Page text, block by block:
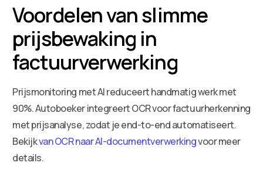
Voordelen van slimme
prijsbewaking in
factuurverwerking
Prijsmonitoring met AI reduceert handmatig werk met
90%. Autoboeker integreert OCR voor factuurherkenning
met prijsanalyse, zodat je end-to-end automatiseert.
Bekijkvan OCR naar AI-documentverwerkingvoor meer
details.